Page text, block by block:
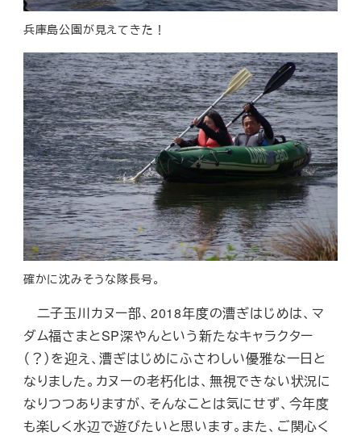
兵庫島公園が見えてきた！
確かに沈みそうな隊長号。
二子玉川カヌー部、2018年度の漕ぎはじめは、マ
ダム福さまとSP深やんという新たなキャラクター
（？）を迎え、漕ぎはじめにふさわしい優雅な一日と
なりました。カヌーの老朽化は、無視できない状況に
なりつつありますが、そんなことは気にせず、今年度
も楽しく水辺で遊びたいと思います。また、ご関心く